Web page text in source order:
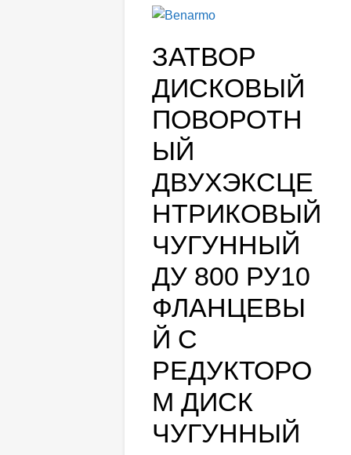
ЗАТВОР
ДИСКОВЫЙ
ПОВОРОТН
ЫЙ
ДВУХЭКСЦЕ
НТРИКОВЫЙ
ЧУГУННЫЙ
ДУ 800 РУ10
ФЛАНЦЕВЫ
Й С
РЕДУКТОРО
М ДИСК
ЧУГУННЫЙ